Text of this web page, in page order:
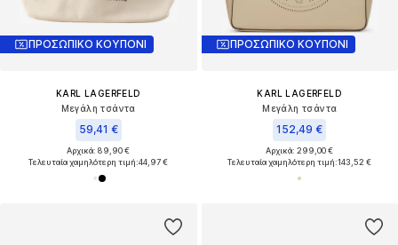
ΠΡΟΣΩΠΙΚΟ ΚΟΥΠΟΝΙ
KARL LAGERFELD
Μεγάλη τσάντα
59,41 €
Αρχικά: 89,90 €
Τελευταία χαμηλότερη τιμή:44,97 €
ΠΡΟΣΩΠΙΚΟ ΚΟΥΠΟΝΙ
KARL LAGERFELD
Μεγάλη τσάντα
152,49 €
Αρχικά: 299,00 €
Τελευταία χαμηλότερη τιμή:143,52 €